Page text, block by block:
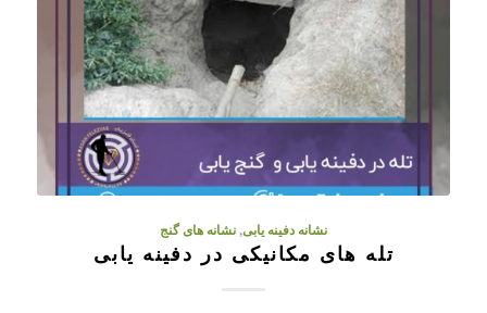
نشانه دفینه یابی,نشانه های گنج
تله های مکانیکی در دفینه یابی